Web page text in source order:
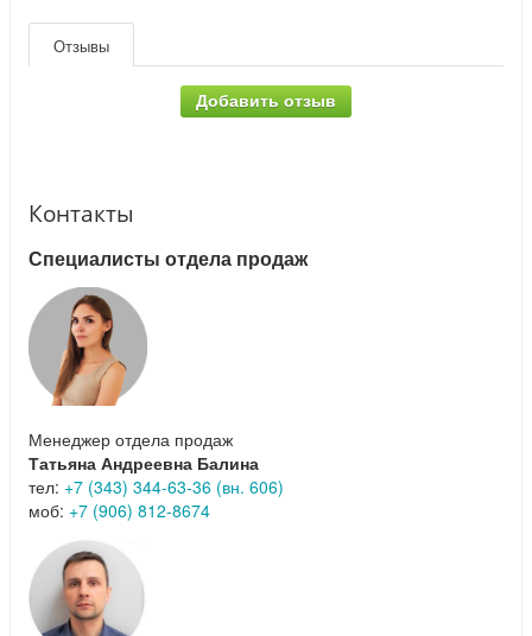
Отзывы
Добавить отзыв
Контакты
Специалисты отдела продаж
Менеджер отдела продаж
Татьяна Андреевна Балина
тел: +7 (343) 344-63-36 (вн. 606)
моб: +7 (906) 812-8674